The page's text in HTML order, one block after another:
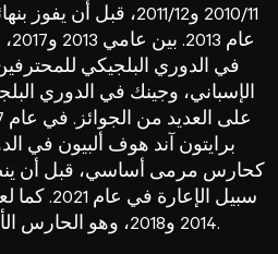
2010/11 و2011/12، قبل
في الدوري البلجيكي
الإسباني، وجينك في الدوري
برايتون آند هوف ألبيون في
كحارس مرمى أساسي، قبل أن
سبيل
2014 و2018، وهو الحارس الأول لمنتخب أستراليا.